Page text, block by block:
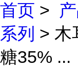
首页 >
系列 > 木
糖35% ...